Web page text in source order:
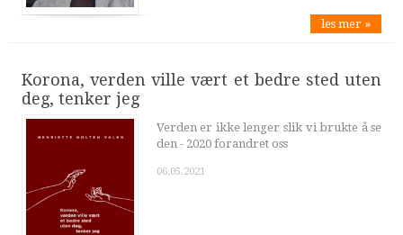
les mer »
Korona, verden ville vært et bedre sted uten
deg, tenker jeg
Verden er ikke lenger slik vi brukte å se
den - 2020 forandret oss
06.05.2021